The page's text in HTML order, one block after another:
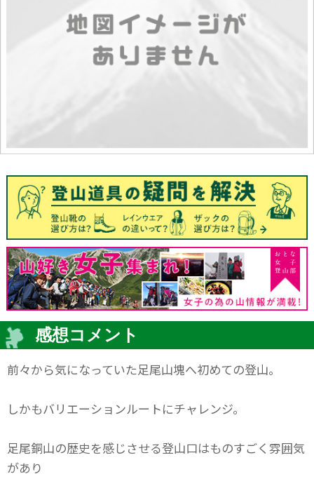
感想コメント
前々から気になっていた足尾山塊へ初めての登山。
しかもバリエーションルートにチャレンジ。
足尾銅山の歴史を感じさせる登山口はものすごく雰囲気
があり